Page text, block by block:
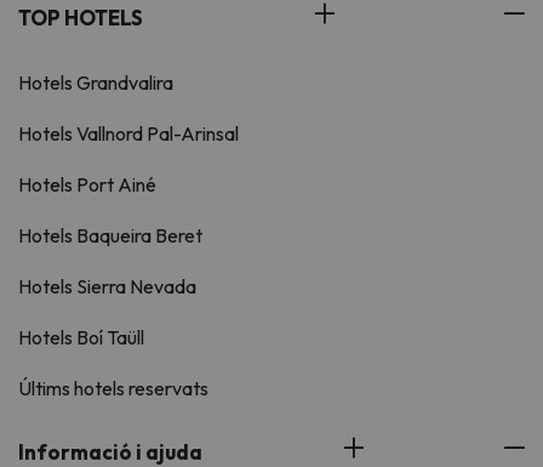
TOP HOTELS
Hotels Grandvalira
Hotels Vallnord Pal-Arinsal
Hotels Port Ainé
Hotels Baqueira Beret
Hotels Sierra Nevada
Hotels Boí Taüll
Últims hotels reservats
Informació i ajuda